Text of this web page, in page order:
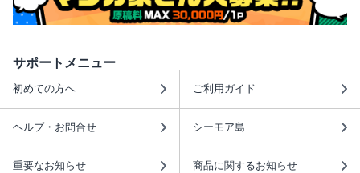
サポートメニュー
初めての方へ ご利用ガイド
ヘルプ・お問合せ シーモア島
重要なお知らせ 商品に関するお知らせ